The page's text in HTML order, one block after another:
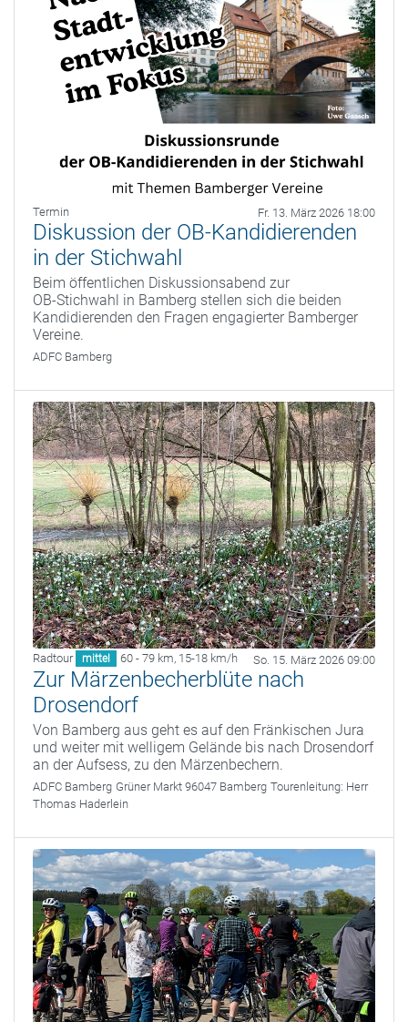
Termin Fr. 13. März 2026 18:00
Diskussion der OB-Kandidierenden
in der Stichwahl
Beim öffentlichen Diskussionsabend zur
OB‑Stichwahl in Bamberg stellen sich die beiden
Kandidierenden den Fragen engagierter Bamberger
Vereine.
ADFC Bamberg
Radtour mittel 60 - 79 km, 15-18 km/h So. 15. März 2026 09:00
Zur Märzenbecherblüte nach
Drosendorf
Von Bamberg aus geht es auf den Fränkischen Jura
und weiter mit welligem Gelände bis nach Drosendorf
an der Aufsess, zu den Märzenbechern.
ADFC Bamberg Grüner Markt 96047 Bamberg Tourenleitung: Herr
Thomas Haderlein